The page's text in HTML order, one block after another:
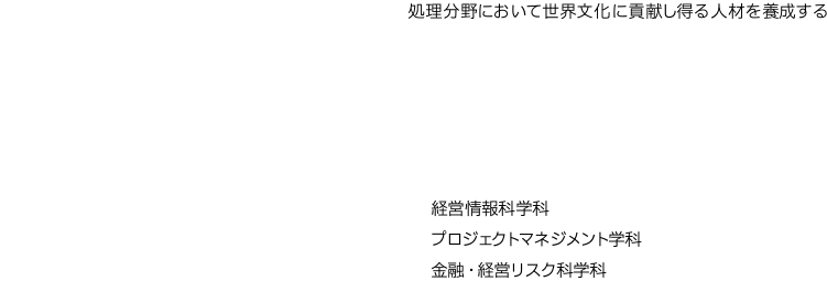
処理分野において世界文化に貢献し得る人材を養成する
学部・学科・研究科・専攻の名称
経営情報科学科
プロジェクトマネジメント学科
金融・経営リスク科学科